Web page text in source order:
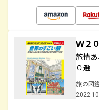
Ｗ２
旅情
０選
旅の図